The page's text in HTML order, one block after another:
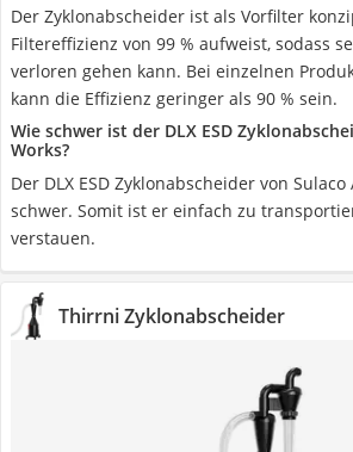
Der Zyklonabscheider ist als Vorfilter
Filtereffizienz von 99 % aufweist, sodass
verloren gehen kann. Bei einzelnen
kann die Effizienz geringer als 90 % sein.
Wie schwer ist der DLX ESD
Works?
Der DLX ESD Zyklonabscheider von
schwer. Somit ist er einfach zu
verstauen.
Thirrni Zyklonabscheider